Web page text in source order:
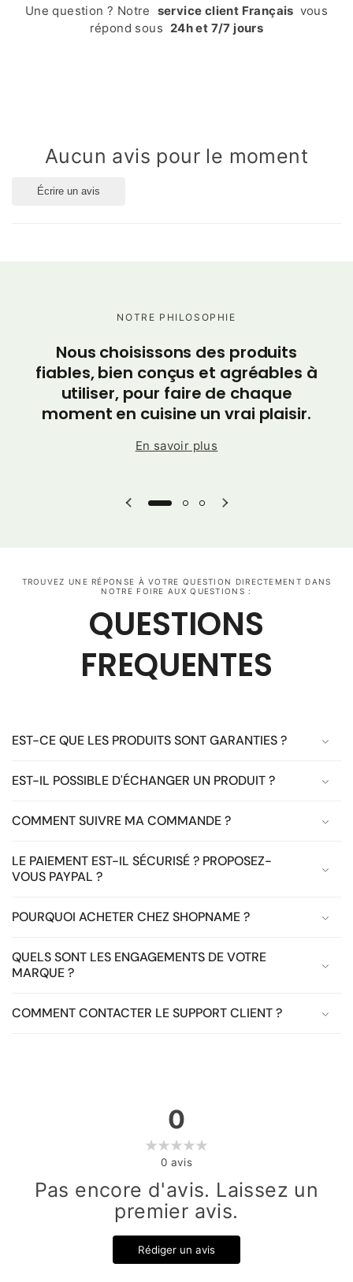
Une question ? Notre service client Français vous
répond sous 24h et 7/7 jours
Aucun avis pour le moment
Écrire un avis
NOTRE PHILOSOPHIE
Nous choisissons des produits
fiables, bien conçus et agréables à
utiliser, pour faire de chaque
moment en cuisine un vrai plaisir.
En savoir plus
TROUVEZ UNE RÉPONSE À VOTRE QUESTION DIRECTEMENT DANS
NOTRE FOIRE AUX QUESTIONS :
QUESTIONS
FREQUENTES
EST-CE QUE LES PRODUITS SONT GARANTIES ?
EST-IL POSSIBLE D'ÉCHANGER UN PRODUIT ?
COMMENT SUIVRE MA COMMANDE ?
LE PAIEMENT EST-IL SÉCURISÉ ? PROPOSEZ-
VOUS PAYPAL ?
POURQUOI ACHETER CHEZ SHOPNAME ?
QUELS SONT LES ENGAGEMENTS DE VOTRE
MARQUE ?
COMMENT CONTACTER LE SUPPORT CLIENT ?
0
0 avis
Pas encore d'avis. Laissez un
premier avis.
Rédiger un avis